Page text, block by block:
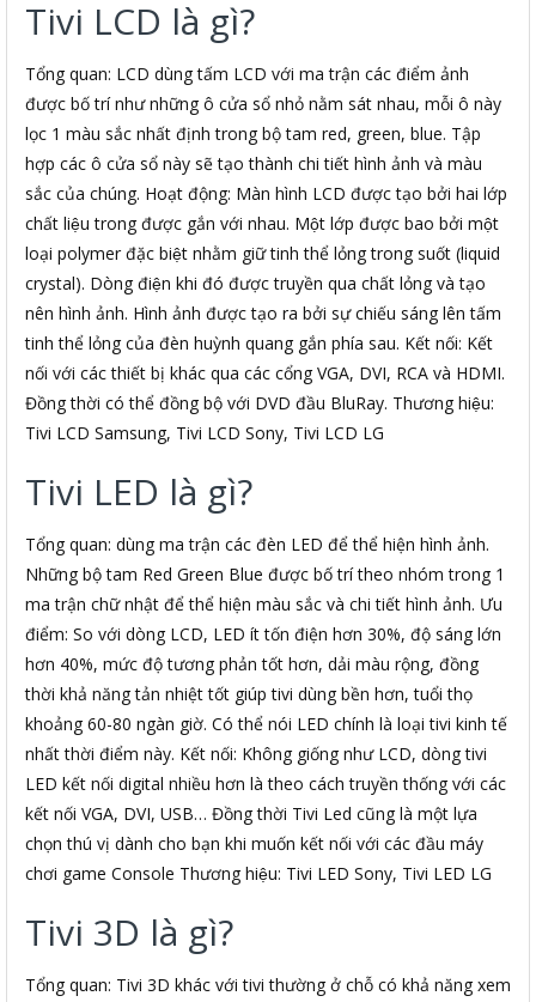
Tivi LCD là gì?
Tổng quan: LCD dùng tấm LCD với ma trận các điểm ảnh
được bố trí như những ô cửa sổ nhỏ nằm sát nhau, mỗi ô này
lọc 1 màu sắc nhất định trong bộ tam red, green, blue. Tập
hợp các ô cửa sổ này sẽ tạo thành chi tiết hình ảnh và màu
sắc của chúng. Hoạt động: Màn hình LCD được tạo bởi hai lớp
chất liệu trong được gắn với nhau. Một lớp được bao bởi một
loại polymer đặc biệt nhằm giữ tinh thể lỏng trong suốt (liquid
crystal). Dòng điện khi đó được truyền qua chất lỏng và tạo
nên hình ảnh. Hình ảnh được tạo ra bởi sự chiếu sáng lên tấm
tinh thể lỏng của đèn huỳnh quang gắn phía sau. Kết nối: Kết
nối với các thiết bị khác qua các cổng VGA, DVI, RCA và HDMI.
Đồng thời có thể đồng bộ với DVD đầu BluRay. Thương hiệu:
Tivi LCD Samsung, Tivi LCD Sony, Tivi LCD LG
Tivi LED là gì?
Tổng quan: dùng ma trận các đèn LED để thể hiện hình ảnh.
Những bộ tam Red Green Blue được bố trí theo nhóm trong 1
ma trận chữ nhật để thể hiện màu sắc và chi tiết hình ảnh. Ưu
điểm: So với dòng LCD, LED ít tốn điện hơn 30%, độ sáng lớn
hơn 40%, mức độ tương phản tốt hơn, dải màu rộng, đồng
thời khả năng tản nhiệt tốt giúp tivi dùng bền hơn, tuổi thọ
khoảng 60-80 ngàn giờ. Có thể nói LED chính là loại tivi kinh tế
nhất thời điểm này. Kết nối: Không giống như LCD, dòng tivi
LED kết nối digital nhiều hơn là theo cách truyền thống với các
kết nối VGA, DVI, USB… Đồng thời Tivi Led cũng là một lựa
chọn thú vị dành cho bạn khi muốn kết nối với các đầu máy
chơi game Console Thương hiệu: Tivi LED Sony, Tivi LED LG
Tivi 3D là gì?
Tổng quan: Tivi 3D khác với tivi thường ở chỗ có khả năng xem